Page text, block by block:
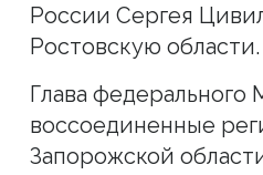
России Сергея
Ростовскую области.
Глава федерального
воссоединенные
Запорожской